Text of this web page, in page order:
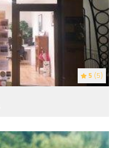
5 (5)